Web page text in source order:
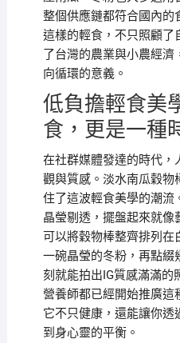
整個供應鏈都符合國內的
這樣的輕食，不只照顧了
了台灣的農業與小農經濟
向循環的意義。
低負擔輕食美
食，更是一種
在社群媒體發達的時代，
觀與質感。淡水南瓜穀物
住了這波輕食美學的潮流
晶瑩剔透，擺盤起來就
可以將穀物棒整齊排列在
一碗晶瑩的冬粉，再點綴
刻就能拍出IG質感滿滿的
營養師都已經開始推廣這
它不只健康，還能讓你透
到身心靈的平衡。